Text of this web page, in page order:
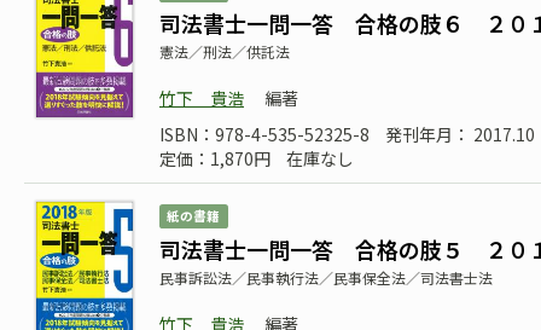
司法書士一問一答 合格の肢６ ２０
憲法／刑法／供託法
竹下 貴浩
編著
ISBN：978-4-535-52325-8
発刊年月： 2017.10
定価：1,870円
在庫なし
紙の書籍
司法書士一問一答 合格の肢５ ２０
民事訴訟法／民事執行法／民事保全法／司法書士法
竹下 貴浩
編著